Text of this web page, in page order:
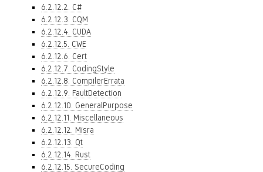
6.2.12.2. C#
6.2.12.3. CQM
6.2.12.4. CUDA
6.2.12.5. CWE
6.2.12.6. Cert
6.2.12.7. CodingStyle
6.2.12.8. CompilerErrata
6.2.12.9. FaultDetection
6.2.12.10. GeneralPurpose
6.2.12.11. Miscellaneous
6.2.12.12. Misra
6.2.12.13. Qt
6.2.12.14. Rust
6.2.12.15. SecureCoding